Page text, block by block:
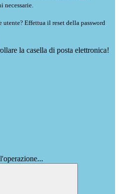
necessarie.
utente? Effettua il reset della password
la casella di posta elettronica!